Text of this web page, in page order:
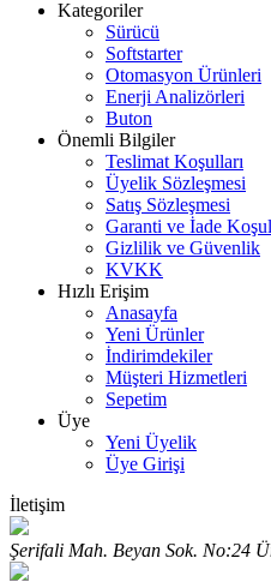
Kategoriler
Sürücü
Softstarter
Otomasyon Ürünleri
Enerji Analizörleri
Buton
Önemli Bilgiler
Teslimat Koşulları
Üyelik Sözleşmesi
Satış Sözleşmesi
Garanti ve İade
Gizlilik ve Güvenlik
KVKK
Hızlı Erişim
Anasayfa
Yeni Ürünler
İndirimdekiler
Müşteri Hizmetleri
Sepetim
Üye
Yeni Üyelik
Üye Girişi
İletişim
Şerifali Mah. Beyan Sok. No:24